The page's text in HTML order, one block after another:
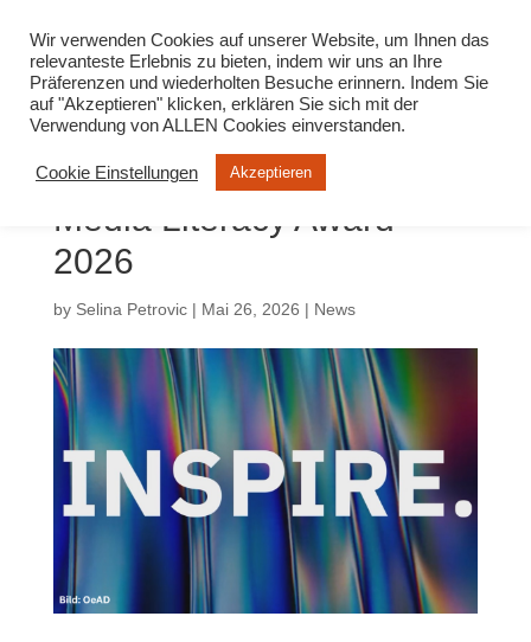
Media Literacy Award
2026
by Selina Petrovic| Mai 26, 2026 | News
Wir verwenden Cookies auf unserer Website, um Ihnen das
relevanteste Erlebnis zu bieten, indem wir uns an Ihre
Präferenzen und wiederholten Besuche erinnern. Indem Sie
auf "Akzeptieren" klicken, erklären Sie sich mit der
Verwendung von ALLEN Cookies einverstanden.
Cookie Einstellungen Akzeptieren